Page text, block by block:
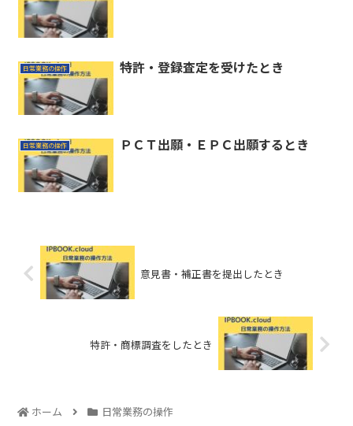
日常業務の操作 特許・登録査定を受けたとき
日常業務の操作 ＰＣＴ出願・ＥＰＣ出願するとき
意見書・補正書を提出したとき
特許・商標調査をしたとき
ホーム 日常業務の操作